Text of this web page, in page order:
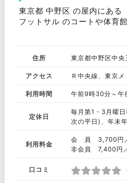
東京都 中野区 の屋内にある
フットサル のコートや体育
住所 東京都中野区中央
アクセス Ｒ中央線、東京メ
利用時間 午前9時30分～午
定休日
毎月第1・3月曜日
次の平日)、年末
利用料金
会 員 3,700円
非会員 7,400円
口コミ